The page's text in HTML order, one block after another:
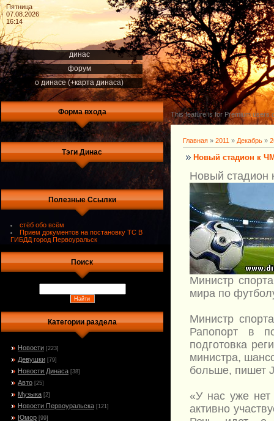
Пятница
07.08.2026
16:14
динас
форум
о динасе (+карта динаса)
Форма входа
Тэги Динас
Полезные Ссылки
стёб обо всём
Прием документов на постановку ТС В
ГИБДД город Первоуральск
Поиск
Категории раздела
Новости [223]
Девушки [79]
Новости Динаса [38]
Авто [25]
Музыка [2]
Новости Первоуральска [121]
Юмор [99]
This feature is for Premium users
Главная » 2011 » Декабрь »
Новый стадион к
Новый стадион
Министр
мира по
Министр
Рапопорт в
подготовка
министра,
больше, пишет
«У нас уже
активно